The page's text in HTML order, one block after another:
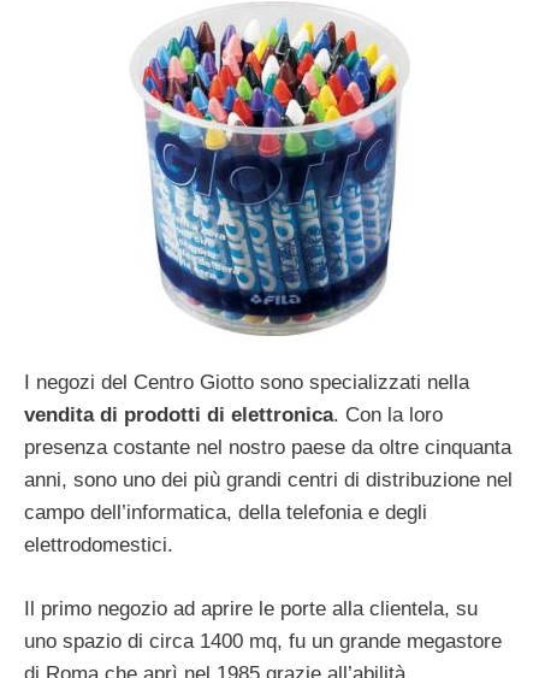
I negozi del Centro Giotto sono specializzati nella
vendita di prodotti di elettronica. Con la loro
presenza costante nel nostro paese da oltre cinquanta
anni, sono uno dei più grandi centri di distribuzione nel
campo dell’informatica, della telefonia e degli
elettrodomestici.
Il primo negozio ad aprire le porte alla clientela, su
uno spazio di circa 1400 mq, fu un grande megastore
di Roma che aprì nel 1985 grazie all’abilità